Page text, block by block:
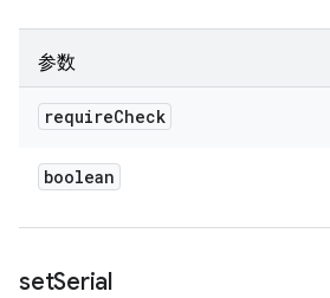
参数
requireCheck
boolean
setSerial